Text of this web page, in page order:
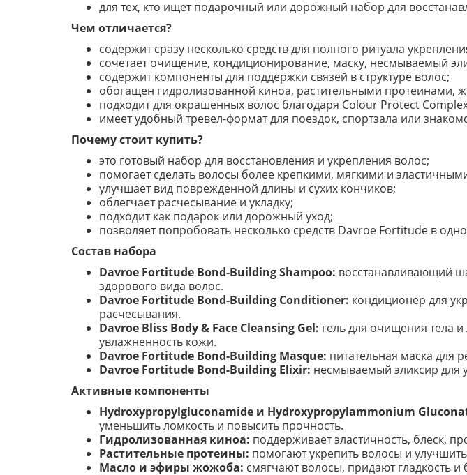
для тех, кто ищет подарочный или дорожный набор для
Чем отличается?
содержит сразу несколько средств для полного ритуала
сочетает очищение, кондиционирование, маску, несмываемый
содержит компоненты для поддержки связей в структуре волос;
обогащен гидролизованной киноа, растительными протеинами,
подходит для окрашенных волос благодаря Colour Protect
имеет удобный тревел-формат для поездок, спортзала или
Почему стоит купить?
это готовый набор для восстановления и укрепления волос;
помогает сделать волосы более крепкими, мягкими и
улучшает вид поврежденной длины и сухих кончиков;
облегчает расчесывание и укладку;
подходит как подарок или дорожный уход;
позволяет попробовать несколько средств Davroe Fortitude в
Состав набора
Davroe Fortitude Bond-Building Shampoo: восстанавливающий
здорового вида волос.
Davroe Fortitude Bond-Building Conditioner: кондиционер для
расчесывания.
Davroe Bliss Body & Face Cleansing Gel: гель для очищения тела
увлажненность кожи.
Davroe Fortitude Bond-Building Masque: питательная маска для
Davroe Fortitude Bond-Building Elixir: несмываемый эликсир для
Активные компоненты
Hydroxypropylgluconamide и Hydroxypropylammonium
уменьшить ломкость и повысить прочность.
Гидролизованная киноа: поддерживает эластичность, блеск,
Растительные протеины: помогают укрепить волосы и улучшить
Масло и эфиры жожоба: смягчают волосы, придают гладкость и